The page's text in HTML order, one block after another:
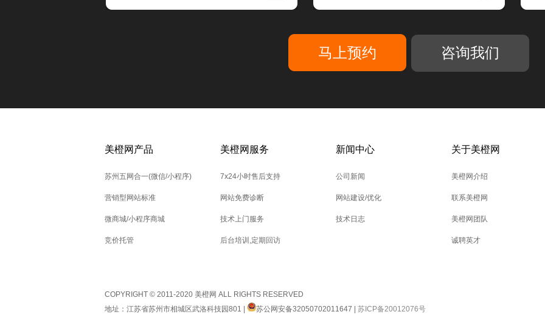
咨询我们
美橙网产品
苏州五网合一(微信/小程序)
营销型网站标准
微商城/小程序商城
竞价托管
美橙网服务
7x24小时售后支持
网站免费诊断
技术上门服务
后台培训,定期回访
新闻中心
公司新闻
网站建设/优化
技术日志
关于美橙网
美橙网介绍
联系美橙网
美橙网团队
诚聘英才
COPYRIGHT © 2011-2020 美橙网 ALL RIGHTS RESERVED
地址：江苏省苏州市相城区武洛科技园801 |
苏公网安备32050702011647 | 苏ICP备20012076号